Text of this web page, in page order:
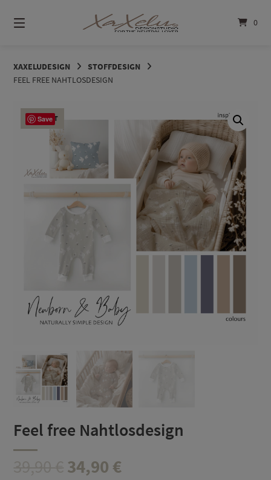
zum
Inhalt
0
XAXELUDESIGN
STOFFDESIGN
FEEL FREE NAHTLOSDESIGN
ANGEBOT
Save
Feel free Nahtlosdesign
Ursprünglicher
34,90 €Aktueller